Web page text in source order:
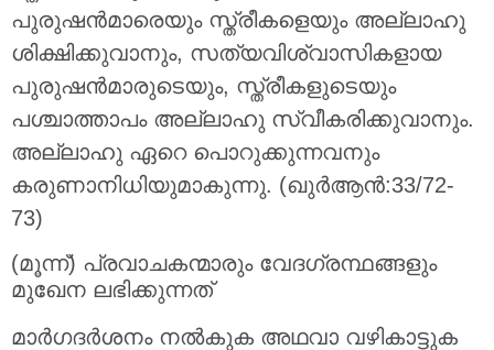
പുരുഷന്‍മാരെയും സ്ത്രീകളെയും അല്ലാഹു
ശിക്ഷിക്കുവാനും, സത്യവിശ്വാസികളായ
പുരുഷന്‍മാരുടെയും, സ്ത്രീകളുടെയും
പശ്ചാത്താപം അല്ലാഹു സ്വീകരിക്കുവാനും.
അല്ലാഹു ഏറെ പൊറുക്കുന്നവനും
കരുണാനിധിയുമാകുന്നു. (ഖുർആൻ:33/72-
73)
(മൂന്ന്) പ്രവാചകന്മാരും വേദഗ്രന്ഥങ്ങളും
മുഖേന ലഭിക്കുന്നത്
മാര്‍ഗദര്‍ശനം നല്‍കുക അഥവാ വഴികാട്ടുക